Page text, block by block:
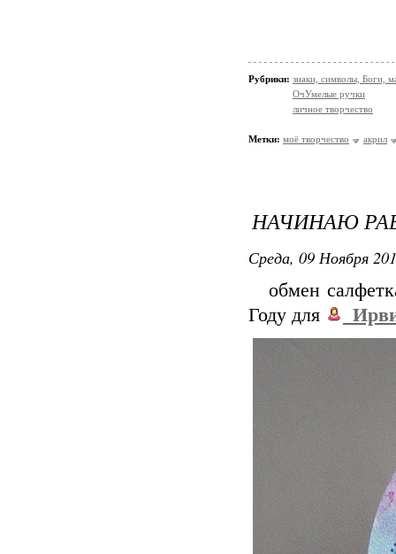
Рубрики: знаки, символы, Боги,
ОчУмелые ручки
личное творчество
Метки: моё творчество акрил
НАЧИНАЮ
Среда, 09 Ноября
обмен
Году для